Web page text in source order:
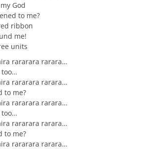
God
to me?
ribbon
me!
units
rararara rarara…
too…
rararara rarara…
to me?
rararara rarara…
too…
rararara rarara…
to me?
rararara rarara…